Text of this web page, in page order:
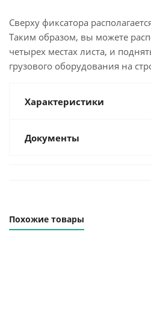
Сверху фиксатора
Таким образом, вы можете
четырех местах листа, и
грузового оборудования на
Характеристики
Документы
Похожие товары